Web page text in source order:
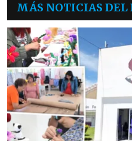
MÁS NOTICIAS DEL